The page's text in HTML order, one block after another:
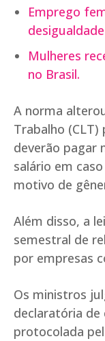
Emprego
Mulheres
no Brasil.
A norma
Trabalho
deverão pagar
salário em
motivo de
Além disso, a
semestral de
por empresas
Os ministros
declaratória de
protocolada